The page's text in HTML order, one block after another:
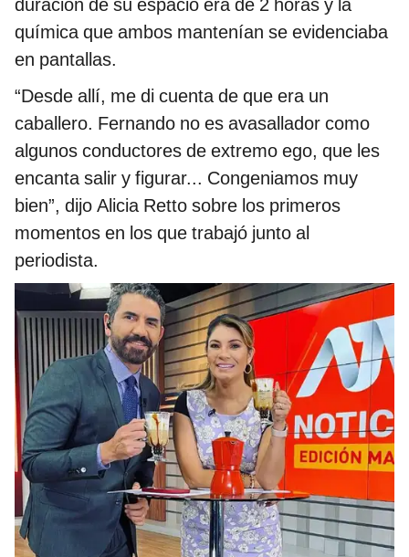
química que ambos mantenían se evidenciaba
en pantallas.
“Desde allí, me di cuenta de que era un
caballero. Fernando no es avasallador como
algunos conductores de extremo ego, que les
encanta salir y figurar... Congeniamos muy
bien”, dijo Alicia Retto sobre los primeros
momentos en los que trabajó junto al
periodista.